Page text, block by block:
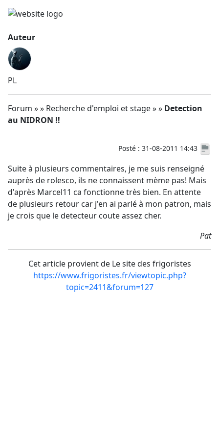
Auteur
PL
Forum » » Recherche d'emploi et stage » » Detection
au NIDRON !!
Posté : 31-08-2011 14:43
Suite à plusieurs commentaires, je me suis renseigné
auprès de rolesco, ils ne connaissent mème pas! Mais
d'après Marcel11 ca fonctionne très bien. En attente
de plusieurs retour car j'en ai parlé à mon patron, mais
je crois que le detecteur coute assez cher.
Pat
Cet article provient de Le site des frigoristes
https://www.frigoristes.fr/viewtopic.php?
topic=2411&forum=127